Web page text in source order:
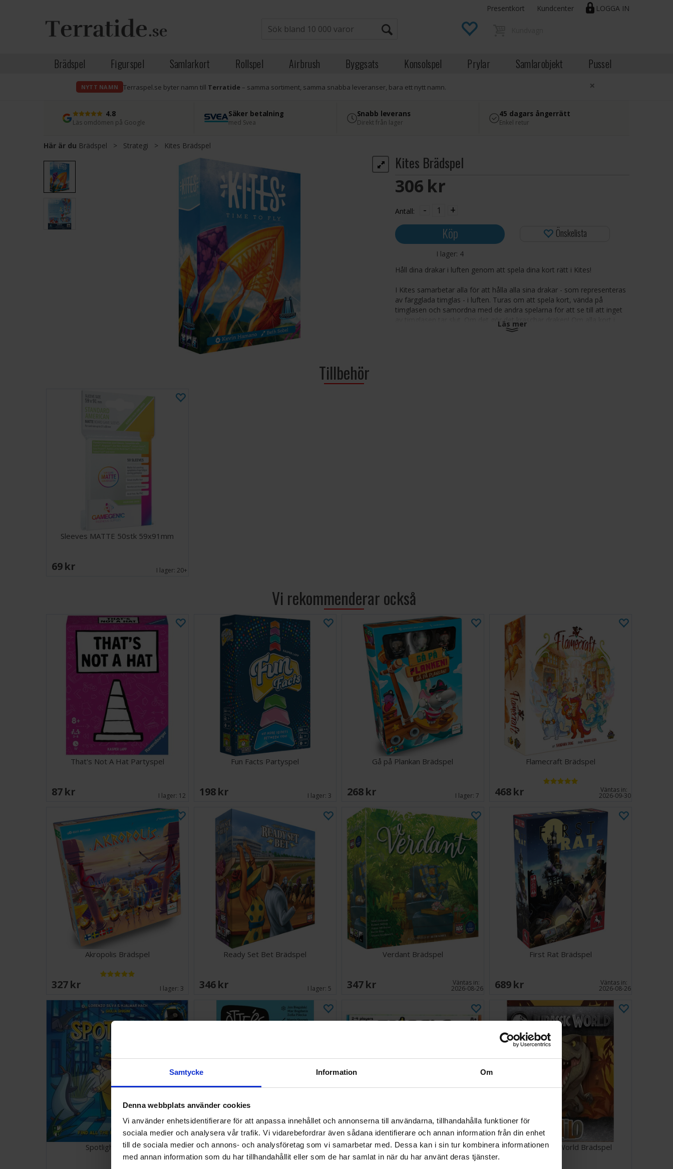
Samtycke Information Om
Denna webbplats använder cookies
Vi använder enhetsidentifierare för att anpassa innehållet och annonserna till användarna, tillhandahålla funktioner för
sociala medier och analysera vår trafik. Vi vidarebefordrar även sådana identifierare och annan information från din enhet
till de sociala medier och annons- och analysföretag som vi samarbetar med. Dessa kan i sin tur kombinera informationen
med annan information som du har tillhandahållit eller som de har samlat in när du har använt deras tjänster.
LOGGA IN
Presentkort Kundcenter
Brädspel Figurspel Samlarkort Rollspel Airbrush Byggsats Konsolspel Prylar Samlarobjekt Pussel
NYTT NAMN Terraspel.se byter namn till Terratide– samma sortiment, samma snabba leveranser, bara ett nytt namn. ×
4.8
Läs omdömen på Google
Säker betalning
med Svea
Snabb leverans
Direkt från lager
45 dagars ångerrätt
Enkel retur
Här är du Brädspel > Strategi > Kites Brädspel
Kites Brädspel
306 SEK
Antall: - +
Köp
I lager: 4
Önskelista
Håll dina drakar i luften genom att spela dina kort rätt i Kites!
I Kites samarbetar alla för att hålla alla sina drakar - som representeras
av färgglada timglas - i luften. Turas om att spela kort, vända på
timglasen och samordna med de andra spelarna för att se till att inget
av timglasen tar slut. Om det gör det kraschar draken! Om alla kort i
drakspelet är utspelade har du vunnit!
Läs mer
Tillbehör
Sleeves MATTE 50stk 59x91mm
69 SEK I lager:20+
Vi rekommenderar också
That's Not A Hat Partyspel
87 SEK I lager: 12
Fun Facts Partyspel
198 SEK I lager: 3
Gå på Plankan Brädspel
268 SEK I lager:7
Flamecraft Brädspel
468 SEK Väntas in:
2026-09-30
Akropolis Brädspel
327 SEK I lager: 3
Ready Set Bet Brädspel
346 SEK I lager: 5
Verdant Brädspel
347 SEK Väntas in:
2026-08-26
First Rat Brädspel
689 SEK Väntas in:
2026-08-26
Spotlight Brädspel Otters Kortspel Triggle Brädspel Similo Jurassic World Brädspel